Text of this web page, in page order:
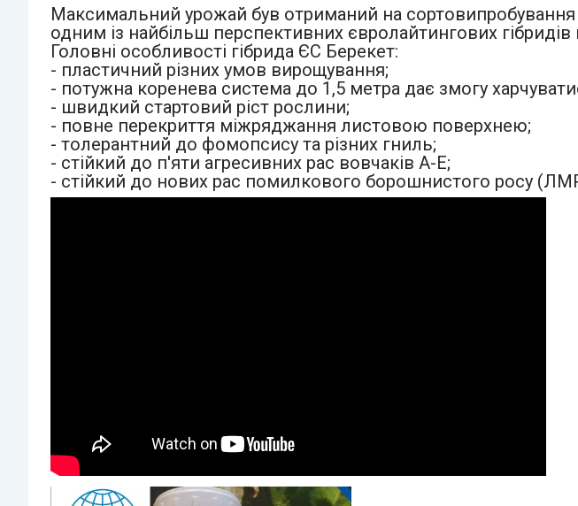
Максимальний урожай був отриманий на сортовипробування
одним із найбільш перспективних євролайтингових гібридів
Головні особливості гібрида ЄС Берекет:
- пластичний різних умов вирощування;
- потужна коренева система до 1,5 метра дає змогу
- швидкий стартовий ріст рослини;
- повне перекриття міжряджання листовою поверхнею;
- толерантний до фомопсису та різних гниль;
- стійкий до п'яти агресивних рас вовчаків А-Е;
- стійкий до нових рас помилкового борошнистого росу